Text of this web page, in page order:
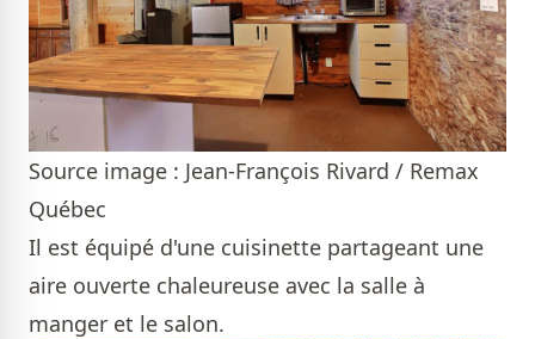
Source image : Jean-François Rivard / Remax
Québec
Il est équipé d'une cuisinette partageant une
aire ouverte chaleureuse avec la salle à
manger et le salon.